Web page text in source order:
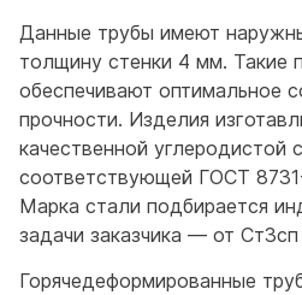
Данные трубы имеют
толщину стенки 4 мм. Такие
обеспечивают оптимальное
прочности. Изделия
качественной углеродистой
соответствующей ГОСТ
Марка стали подбирается
задачи заказчика — от
Горячедеформированные